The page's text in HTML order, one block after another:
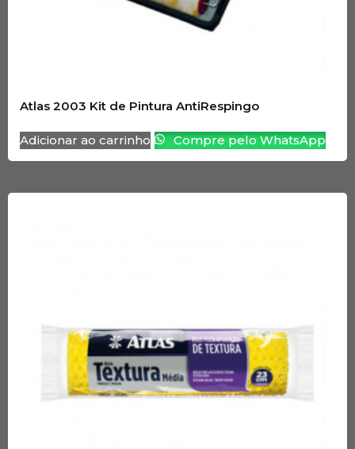
Atlas 2003 Kit de Pintura AntiRespingo
Adicionar ao carrinho Compre pelo WhatsApp